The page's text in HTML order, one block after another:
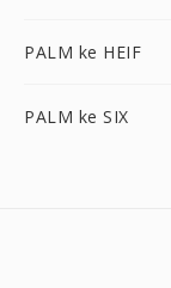
PALM ke HEIF
PALM ke SIX